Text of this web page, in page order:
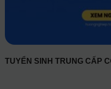
TUYỂN SINH TRUNG CẤP